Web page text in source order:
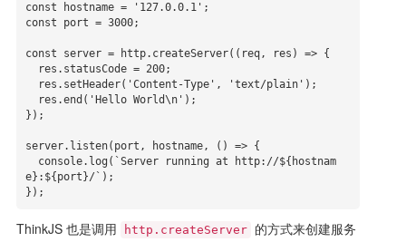
const hostname = '127.0.0.1';
const port = 3000;
const server = http.createServer((req, res) => {
});
server.listen(port, hostname, () => {
e}:${port}/`);
});
ThinkJS 也是调用 http.createServer
的方式来创建服务